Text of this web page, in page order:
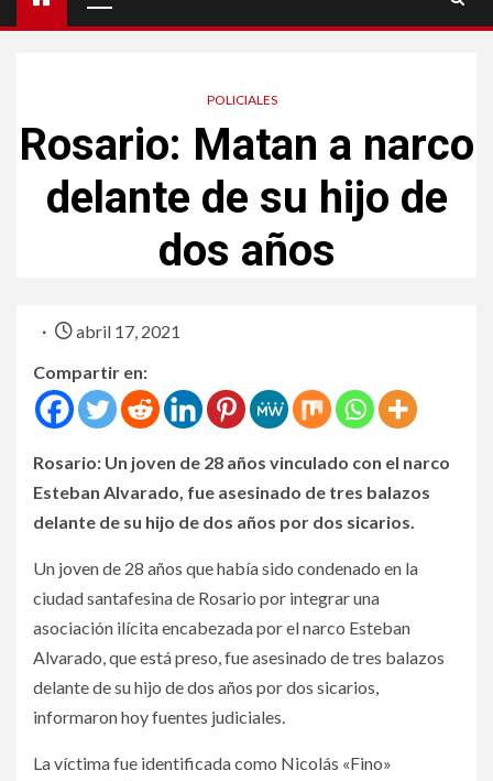
POLICIALES
Rosario: Matan a narco
delante de su hijo de
dos años
abril 17, 2021
Compartir en:
Rosario: Un joven de 28 años vinculado con el narco
Esteban Alvarado, fue asesinado de tres balazos
delante de su hijo de dos años por dos sicarios.
Un joven de 28 años que había sido condenado en la
ciudad santafesina de Rosario por integrar una
asociación ilícita encabezada por el narco Esteban
Alvarado, que está preso, fue asesinado de tres balazos
delante de su hijo de dos años por dos sicarios,
informaron hoy fuentes judiciales.
La víctima fue identificada como Nicolás «Fino»